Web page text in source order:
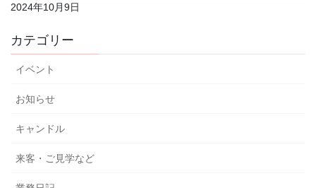
2024年10月9日
カテゴリー
イベント
お知らせ
キャンドル
来客・ご見学など